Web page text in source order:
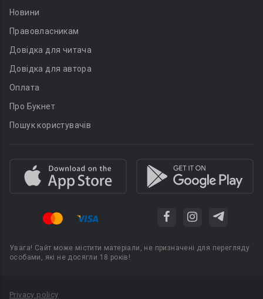
Новини
Правовласникам
Довідка для читача
Довідка для автора
Оплата
Про Букнет
Пошук користувачів
Увага! Сайт може містити матеріали, не призначені для перегляду
особами, які не досягли 18 років!
Privacy policy